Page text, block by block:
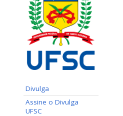
Divulga
Assine o Divulga
UFSC